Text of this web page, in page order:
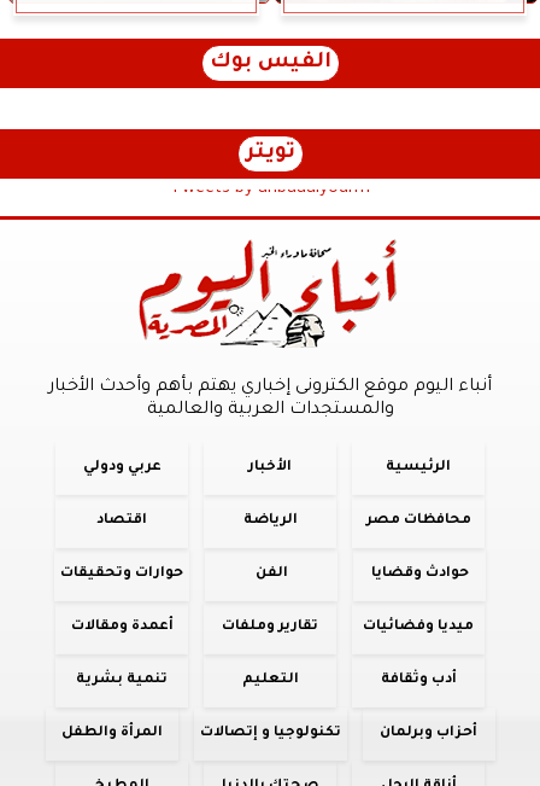
الفيس بوك
تويتر
Tweets by anbaaalyoum1
أنباء اليوم موقع الكترونى إخباري يهتم بأهم وأحدث الأخبار
والمستجدات العربية والعالمية
الرئيسية الأخبار عربي ودولي
محافظات مصر الرياضة اقتصاد
حوادث وقضايا الفن حوارات وتحقيقات
ميديا وفضائيات تقارير وملفات أعمدة ومقالات
أدب وثقافة التعليم تنمية بشرية
أحزاب وبرلمان تكنولوجيا و إتصالات المرأة والطفل